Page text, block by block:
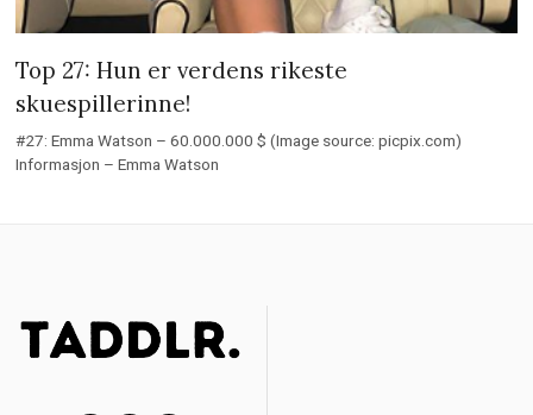
Top 27: Hun er verdens rikeste
skuespillerinne!
#27: Emma Watson – 60.000.000 $ (Image source: picpix.com)
Informasjon – Emma Watson